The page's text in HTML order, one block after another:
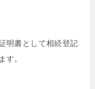
明書として相続登記
す。